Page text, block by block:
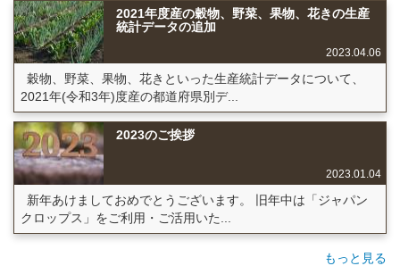
2021年度産の穀物、野菜、果物、花きの生産
統計データの追加
2023.04.06
穀物、野菜、果物、花きといった生産統計データについて、
2021年(令和3年)度産の都道府県別デ...
2023のご挨拶
2023.01.04
新年あけましておめでとうございます。 旧年中は「ジャパン
クロップス」をご利用・ご活用いた...
もっと見る